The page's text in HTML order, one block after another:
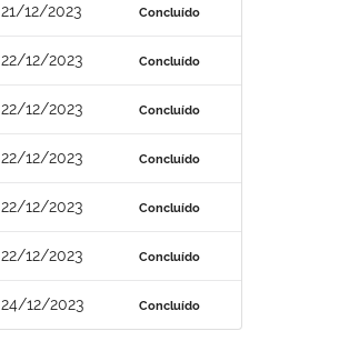
21/12/2023 Concluído
22/12/2023 Concluído
22/12/2023 Concluído
22/12/2023 Concluído
22/12/2023 Concluído
22/12/2023 Concluído
24/12/2023 Concluído